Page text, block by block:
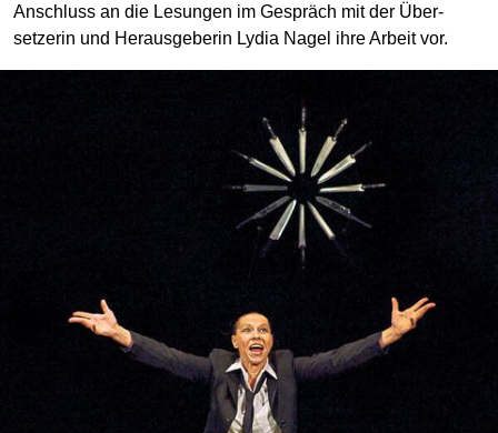
Anschluss an die Lesungen im Gespräch mit der Über­
setzerin und Herausgeberin Lydia Nagel ihre Arbeit vor.